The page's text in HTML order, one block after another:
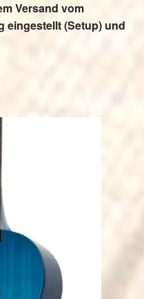
Versand vom
eingestellt (Setup) und